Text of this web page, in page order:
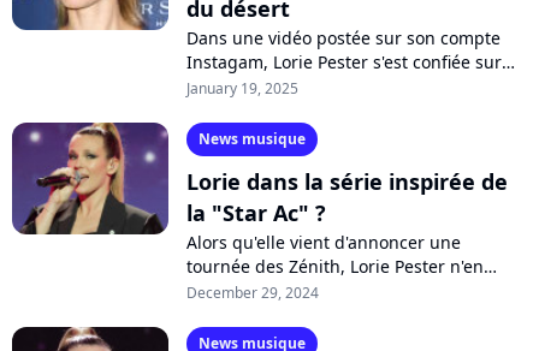
du désert
Dans une vidéo postée sur son compte
Instagam, Lorie Pester s'est confiée sur
les raisons qui l'ont poussée à arrêter la
January 19, 2025
News musique
Lorie dans la série inspirée de
la "Star Ac" ?
Alors qu'elle vient d'annoncer une
tournée des Zénith, Lorie Pester n'en
oublie pas sa carrière de comédienne. La
December 29, 2024
News musique